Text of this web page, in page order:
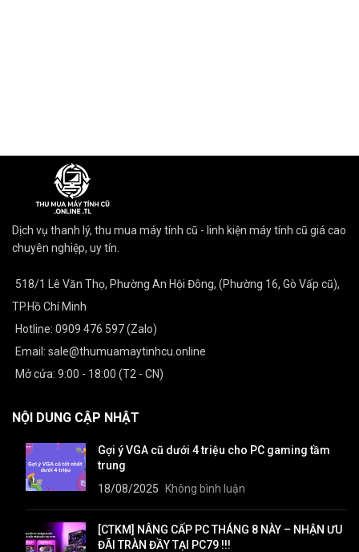
Dịch vụ thanh lý, thu mua máy tính cũ - linh kiện máy tính cũ giá cao
chuyên nghiệp, uy tín.
518/1 Lê Văn Thọ, Phường An Hội Đông, (Phường 16, Gò Vấp cũ),
TP.Hồ Chí Minh
Hotline: 0909 476 597 (Zalo)
Email: sale@thumuamaytinhcu.online
Mở cửa: 9:00 - 18:00 (T2 - CN)
NỘI DUNG CẬP NHẬT
Gợi ý VGA cũ dưới 4 triệu cho PC gaming tầm
trung
18/08/2025
Không bình luận
[CTKM] NÂNG CẤP PC THÁNG 8 NÀY – NHẬN ƯU
ĐÃI TRÀN ĐẦY TẠI PC79 !!!